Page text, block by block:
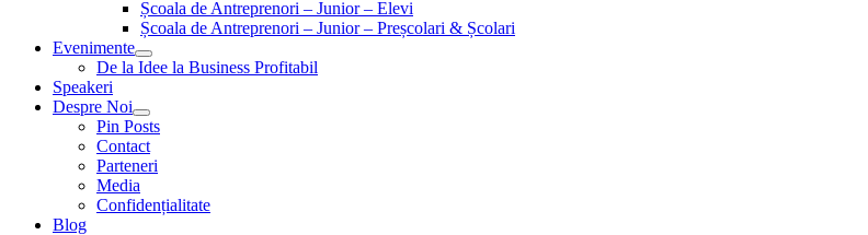
Școala de Antreprenori – Junior – Elevi
Școala de Antreprenori – Junior – Preșcolari & Școlari
Evenimente
De la Idee la Business Profitabil
Speakeri
Despre Noi
Pin Posts
Contact
Parteneri
Media
Confidențialitate
Blog